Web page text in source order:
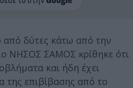
από δύτες κάτω από την
ΝΗΣΟΣ ΣΑΜΟΣ κρίθηκε ότι
και ήδη έχει
της επιβίβασης από το